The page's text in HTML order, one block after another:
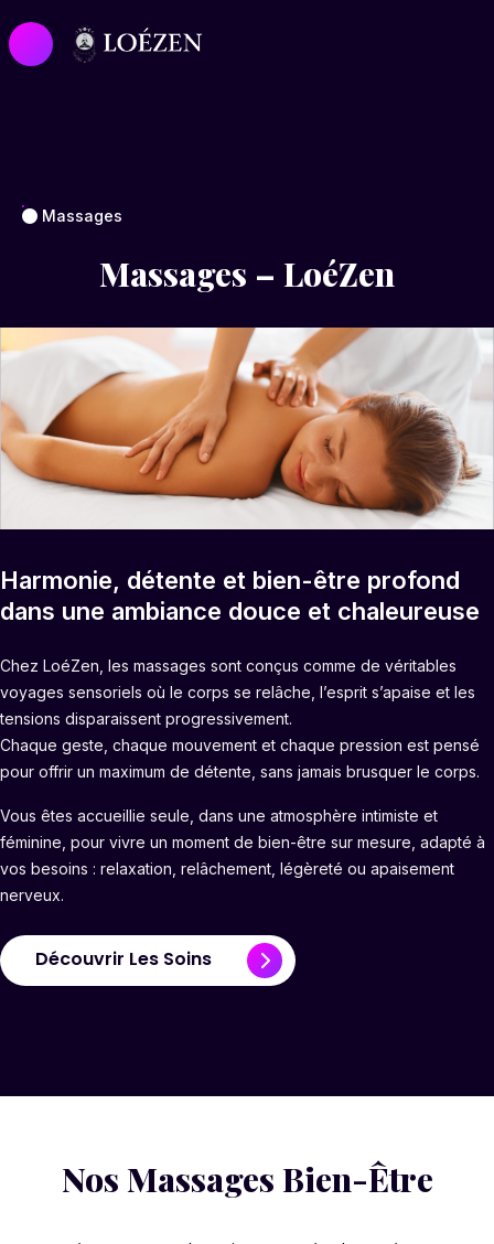
Massages
Massages – LoéZen
Harmonie, détente et bien-être profond
dans une ambiance douce et chaleureuse
Chez LoéZen, les massages sont conçus comme de véritables
voyages sensoriels où le corps se relâche, l’esprit s’apaise et les
tensions disparaissent progressivement.
Chaque geste, chaque mouvement et chaque pression est pensé
pour offrir un maximum de détente, sans jamais brusquer le corps.
Vous êtes accueillie seule, dans une atmosphère intimiste et
féminine, pour vivre un moment de bien-être sur mesure, adapté à
vos besoins : relaxation, relâchement, légèreté ou apaisement
nerveux.
Découvrir Les Soins
Nos Massages Bien-Être